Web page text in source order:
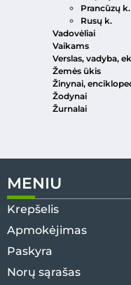
Prancūzų k.
Rusų k.
Vadovėliai
Vaikams
Verslas, vadyba,
Žemės ūkis
Žinynai,
Žodynai
Žurnalai
MENIU
Krepšelis
Apmokėjimas
Paskyra
Norų sąrašas